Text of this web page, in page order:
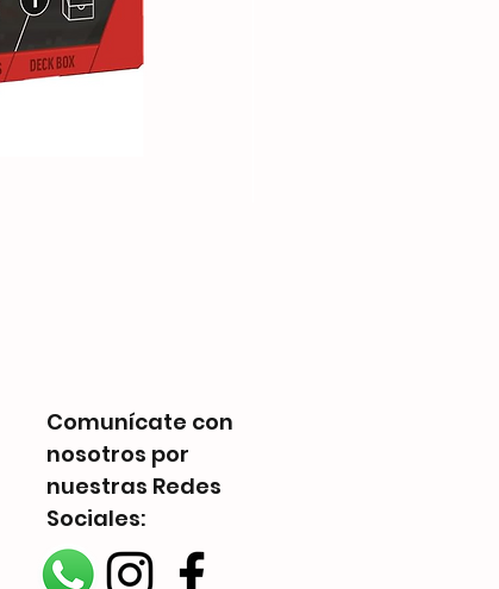
Comunícate con
nosotros por
nuestras Redes
Sociales: